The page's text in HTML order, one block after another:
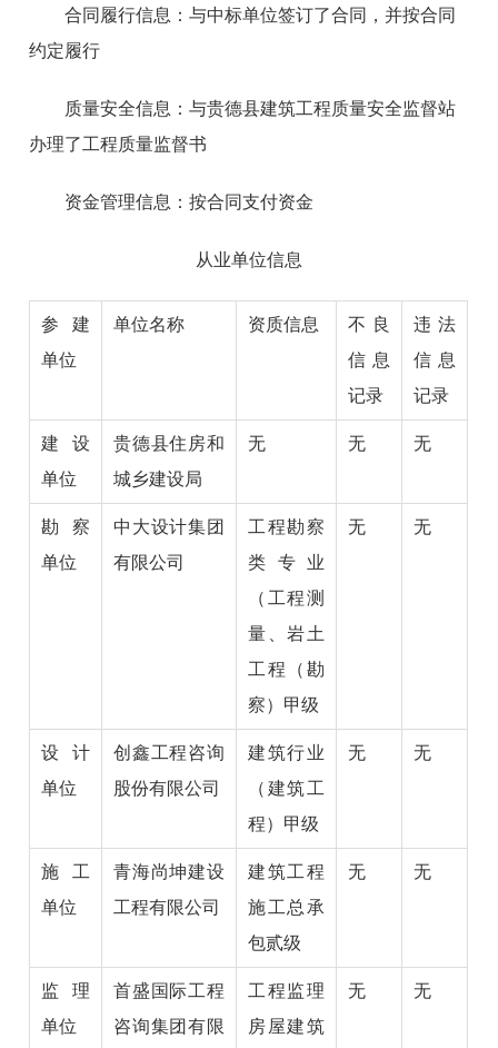
合同履行信息：与中标单位签订了合同，并按合同
约定履行
质量安全信息：与贵德县建筑工程质量安全监督站
办理了工程质量监督书
资金管理信息：按合同支付资金
从业单位信息
参建
单位
单位名称 资质信息
不良
信息
记录
违法
信息
记录
建设
单位
贵德县住房和
城乡建设局
无 无 无
勘察
单位
中大设计集团
有限公司
工程勘察
类专业
（工程测
量、岩土
工程（勘
察）甲级
无 无
设计
单位
创鑫工程咨询
股份有限公司
建筑行业
（建筑工
程）甲级
无 无
施工
单位
青海尚坤建设
工程有限公司
建筑工程
施工总承
包贰级
无 无
监理
单位
首盛国际工程
咨询集团有限
工程监理
房屋建筑
无 无